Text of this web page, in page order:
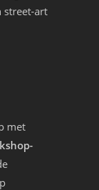
street-art
met